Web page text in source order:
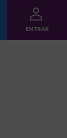
ENTRAR